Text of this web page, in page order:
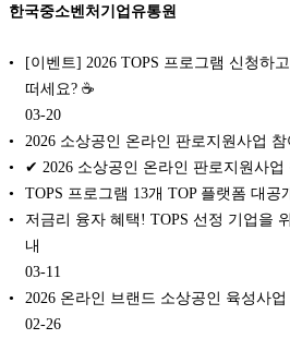
한국중소벤처기업유통원
[이벤트] 2026 TOPS 프로그램 신청하
떠세요? ☕
03-20
2026 소상공인 온라인 판로지원사업
✔ 2026 소상공인 온라인 판로지원사업
TOPS 프로그램 13개 TOP 플랫폼 대공
저금리 융자 혜택! TOPS 선정 기업을
내
03-11
2026 온라인 브랜드 소상공인 육성사
02-26